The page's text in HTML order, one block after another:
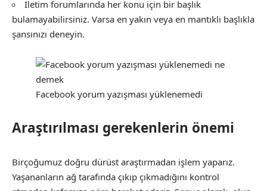
İletim forumlarında her konu için bir başlık
bulamayabilirsiniz. Varsa en yakın veya en mantıklı başlıkla
şansınızı deneyin.
Facebook yorum yazışması yüklenemedi
Araştırılması gerekenlerin önemi
Birçoğumuz doğru dürüst araştırmadan işlem yaparız.
Yaşananların ağ tarafında çıkıp çıkmadığını kontrol